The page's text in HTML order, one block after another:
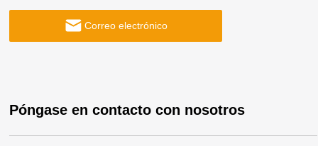
Correo electrónico
Póngase en contacto con nosotros